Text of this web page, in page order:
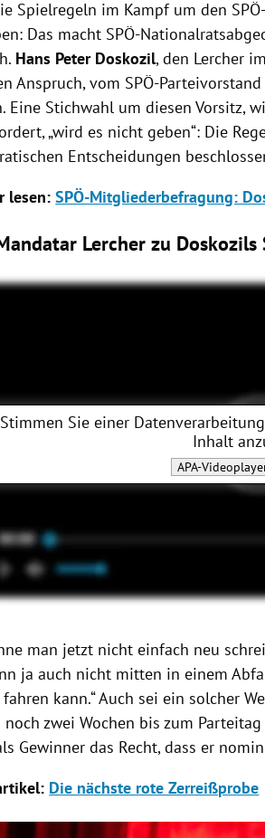
Spielregeln im Kampf um den
Das macht SPÖ-
Hans Peter Doskozil, den Lercher
Anspruch, vom SPÖ-
Eine Stichwahl um diesen Vorsitz,
„wird es nicht geben“: Die
Entscheidungen
lesen:SPÖ-Mitgliederbefragung:
Lercher zu Doskozils
Stimmen Sie einer
Inhalt
APA-
man jetzt nicht einfach neu
ja auch nicht mitten in einem
kann.“ Auch sei ein solcher
noch zwei Wochen bis zum
Gewinner das Recht, dass er
Die nächste rote Zerreißprobe